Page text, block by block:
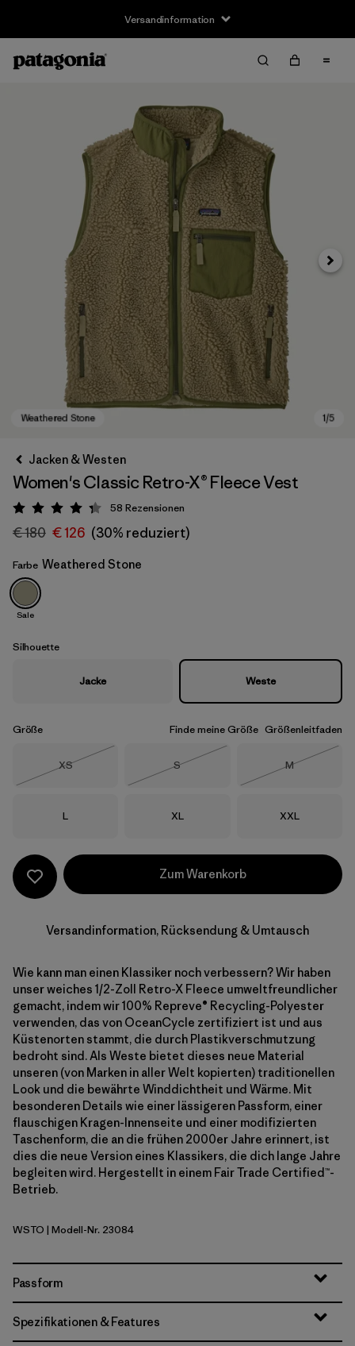
Versandinformation
Weathered Stone
Jacken & Westen
Women's Classic Retro-X® Fleece Vest
Bewertung: 4.3 / 5
58 Rezensionen
€ 180 € 126 (30% reduziert)
Farbe Weathered Stone
Sale
Silhouette
Jacke Weste
Größe Finde meine Größe Größenleitfaden
Größe
XS
Größe
S
Größe
M
Größe
L Größe
XL Größe
XXL
Zum Warenkorb
Versandinformation, Rücksendung & Umtausch
Wie kann man einen Klassiker noch verbessern? Wir haben
unser weiches 1/2-Zoll Retro-X Fleece umweltfreundlicher
gemacht, indem wir 100% Repreve® Recycling-Polyester
verwenden, das von OceanCycle zertifiziert ist und aus
Küstenorten stammt, die durch Plastikverschmutzung
bedroht sind. Als Weste bietet dieses neue Material
unseren (von Marken in aller Welt kopierten) traditionellen
Look und die bewährte Winddichtheit und Wärme. Mit
besonderen Details wie einer lässigeren Passform, einer
flauschigen Kragen-Innenseite und einer modifizierten
Taschenform, die an die frühen 2000er Jahre erinnert, ist
dies die neue Version eines Klassikers, die dich lange Jahre
begleiten wird. Hergestellt in einem Fair Trade Certified™-
Betrieb.
Weathered Stone
WSTO | Modell-Nr. 23084
Passform
Spezifikationen & Features